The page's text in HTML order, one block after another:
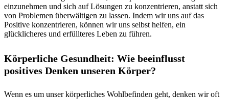
einzunehmen und sich auf Lösungen zu konzentrieren, anstatt sich
von Problemen überwältigen zu lassen. Indem wir uns auf das
Positive konzentrieren, können wir uns selbst helfen, ein
glücklicheres und erfüllteres Leben zu führen.
Körperliche Gesundheit: Wie beeinflusst
positives Denken unseren Körper?
Wenn es um unser körperliches Wohlbefinden geht, denken wir oft